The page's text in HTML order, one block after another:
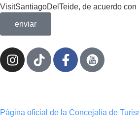
VisitSantiagoDelTeide, de acuerdo
enviar
Página oficial de la Concejalía de